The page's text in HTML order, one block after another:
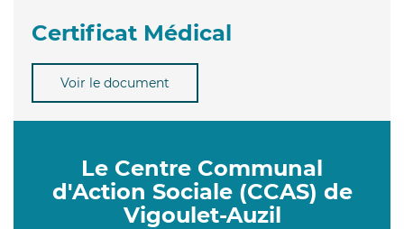
Certificat Médical
Voir le document
Le Centre Communal
d'Action Sociale (CCAS) de
Vigoulet-Auzil